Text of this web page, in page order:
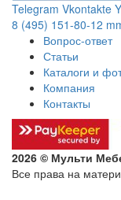
Telegram Vkontakte
8 (495) 151-80-12
Вопрос-ответ
Статьи
Каталоги и
Компания
Контакты
2026 © Мульти
Все права на